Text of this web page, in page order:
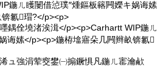
鍦ㄦ矆闄借惉璞″煄鏂板簵闁嬫キ娲诲嫊
氱瑁?</p><p>
鍝佺墝渚涘湒</p><p>Carhartt WIP鍦ㄦ
诲嫊</p><p>鍦栫墖寤朵几闁辫畝锛氱
ュ強涓荤窔鐢㈠搧鐝惧凡鍦ㄦ寚瀹欳